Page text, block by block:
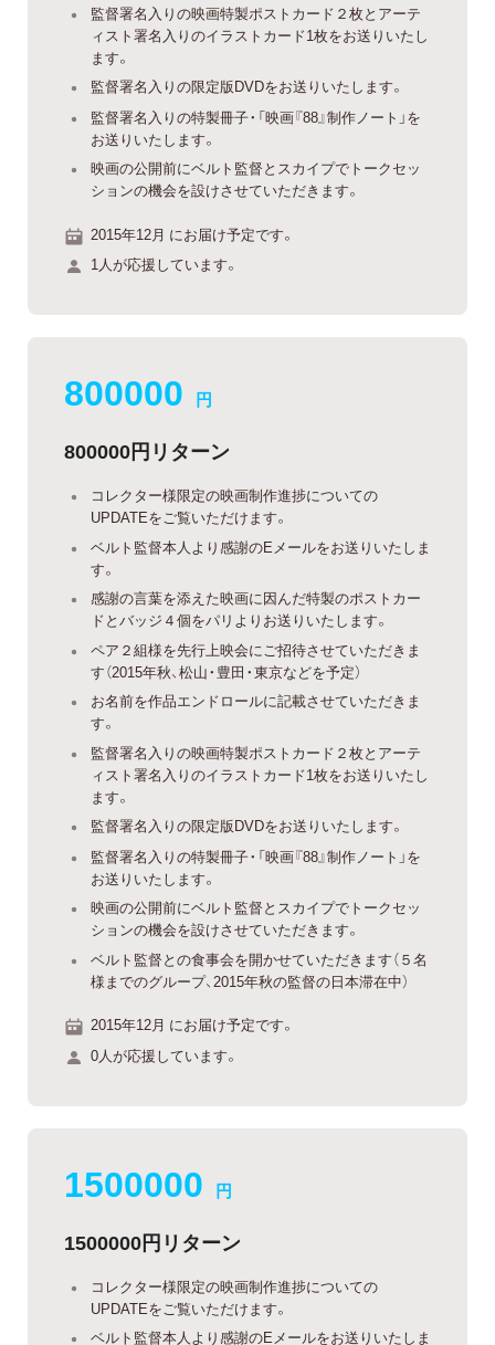
監督署名入りの映画特製ポストカード２枚とアーテ
ィスト署名入りのイラストカード1枚をお送りいたし
ます。
監督署名入りの限定版DVDをお送りいたします。
監督署名入りの特製冊子・「映画『88』制作ノート」を
お送りいたします。
映画の公開前にベルト監督とスカイプでトークセッ
ションの機会を設けさせていただきます。
2015年12月 にお届け予定です。
1人が応援しています。
800000 円
800000円リターン
コレクター様限定の映画制作進捗についての
UPDATEをご覧いただけます。
ベルト監督本人より感謝のEメールをお送りいたしま
す。
感謝の言葉を添えた映画に因んだ特製のポストカー
ドとバッジ４個をパリよりお送りいたします。
ペア２組様を先行上映会にご招待させていただきま
す（2015年秋、松山・豊田・東京などを予定）
お名前を作品エンドロールに記載させていただきま
す。
監督署名入りの映画特製ポストカード２枚とアーテ
ィスト署名入りのイラストカード1枚をお送りいたし
ます。
監督署名入りの限定版DVDをお送りいたします。
監督署名入りの特製冊子・「映画『88』制作ノート」を
お送りいたします。
映画の公開前にベルト監督とスカイプでトークセッ
ションの機会を設けさせていただきます。
ベルト監督との食事会を開かせていただきます（５名
様までのグループ、2015年秋の監督の日本滞在中）
2015年12月 にお届け予定です。
0人が応援しています。
1500000 円
1500000円リターン
コレクター様限定の映画制作進捗についての
UPDATEをご覧いただけます。
ベルト監督本人より感謝のEメールをお送りいたしま